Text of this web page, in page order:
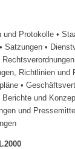
und Protokolle •
• Satzungen •
Richtlinien und
•
Berichte und
und